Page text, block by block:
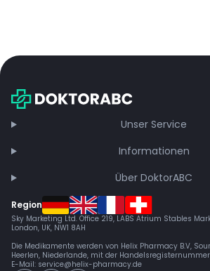
Unser Service
Informationen
Über DoktorABC
Region
Sky Marketing Ltd. Office 219, LABS Atrium Stables
London, UK, NW1 8AH
Die Medikamente werden von Helix Pharmacy B.V,
Heerlen, Niederlande, mit der
E-Mail: service@helix-pharmacy.de